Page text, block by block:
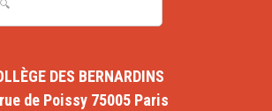
DES BERNARDINS
de Poissy 75005 Paris